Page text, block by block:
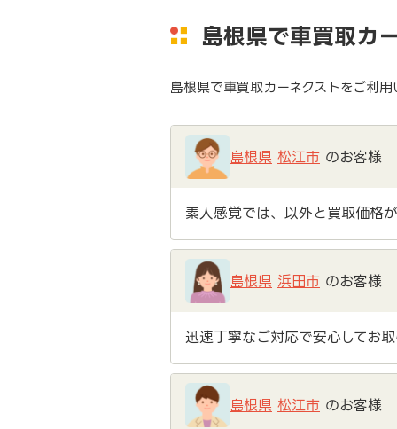
島根県で車買取カ
島根県で車買取カーネクストをご利
島根県 松江市 のお客様
素人感覚では、以外と買取価格
島根県 浜田市 のお客様
迅速丁寧なご対応で安心してお
島根県 松江市 のお客様